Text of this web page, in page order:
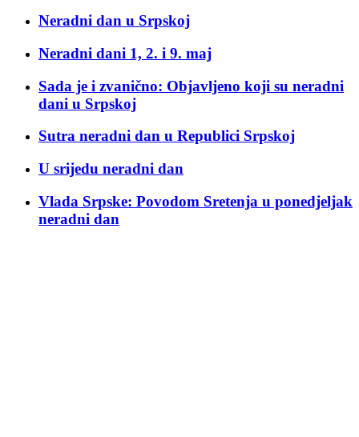
Neradni dan u Srpskoj
Neradni dani 1, 2. i 9. maj
Sada je i zvanično: Objavljeno koji su neradni
dani u Srpskoj
Sutra neradni dan u Republici Srpskoj
U srijedu neradni dan
Vlada Srpske: Povodom Sretenja u ponedjeljak
neradni dan